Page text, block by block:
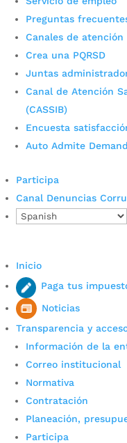
Preguntas
Canales de atención
Crea una PQRSD
Juntas
Canal de Atención
(CASSIB)
Encuesta
Auto Admite
Participa
Canal Denuncias
Inicio
Paga tus
Noticias
Transparencia y
Información de la
Correo institucional
Normativa
Contratación
Planeación,
Participa
Más de
visitaron la
2023
marco de la Feria
del Instituto de
propia a...